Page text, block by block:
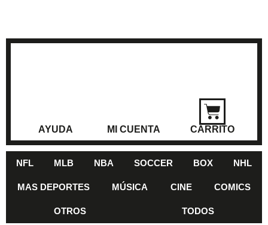
AYUDA MI CUENTA CARRITO
NFL MLB NBA SOCCER BOX NHL
MAS DEPORTES MÚSICA CINE COMICS
OTROS TODOS